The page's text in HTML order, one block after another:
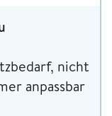
nicht
anpassbar